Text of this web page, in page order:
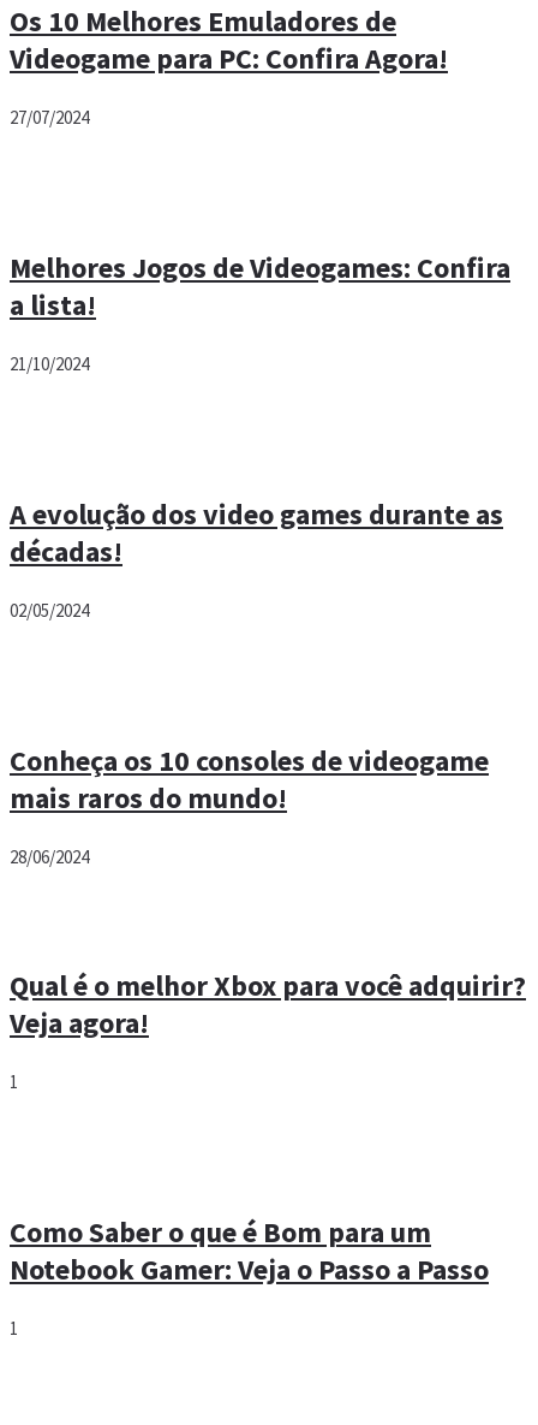
Os 10 Melhores Emuladores de
Videogame para PC: Confira Agora!
27/07/2024
Melhores Jogos de Videogames: Confira
a lista!
21/10/2024
A evolução dos video games durante as
décadas!
02/05/2024
Conheça os 10 consoles de videogame
mais raros do mundo!
28/06/2024
Qual é o melhor Xbox para você adquirir?
Veja agora!
1
Como Saber o que é Bom para um
Notebook Gamer: Veja o Passo a Passo
1